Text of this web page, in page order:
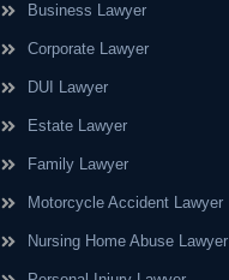
Business Lawyer
Corporate Lawyer
DUI Lawyer
Estate Lawyer
Family Lawyer
Motorcycle Accident Lawyer
Nursing Home Abuse Lawyer